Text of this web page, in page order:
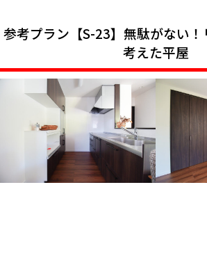
参考プラン【S-23】無駄がない
考えた平屋